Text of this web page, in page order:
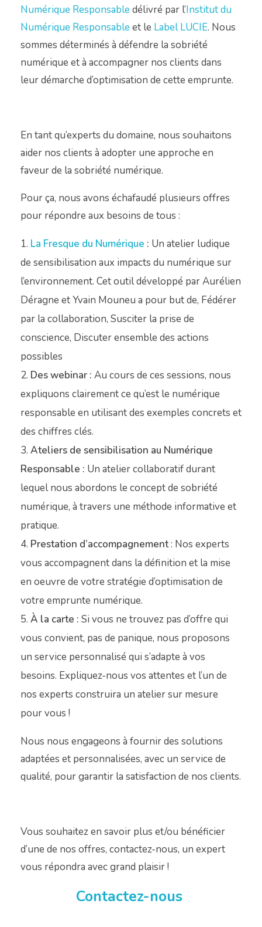
Numérique Responsabledélivré par l’Institut du
Numérique Responsableet le Label LUCIE. Nous
sommes déterminés à défendre la sobriété
numérique et à accompagner nos clients dans
leur démarche d’optimisation de cette emprunte.
En tant qu’experts du domaine, nous souhaitons
aider nos clients à adopter une approche en
faveur de la sobriété numérique.
Pour ça, nous avons échafaudé plusieurs offres
pour répondre aux besoins de tous :
La Fresque du Numérique : Un atelier ludique
de sensibilisation aux impacts du numérique sur
l’environnement. Cet outil développé par Aurélien
Déragne et Yvain Mouneu a pour but de, Fédérer
par la collaboration, Susciter la prise de
conscience, Discuter ensemble des actions
possibles
Des webinar : Au cours de ces sessions, nous
expliquons clairement ce qu’est le numérique
responsable en utilisant des exemples concrets et
des chiffres clés.
Ateliers de sensibilisation au Numérique
Responsable : Un atelier collaboratif durant
lequel nous abordons le concept de sobriété
numérique, à travers une méthode informative et
pratique.
Prestation d’accompagnement: Nos experts
vous accompagnent dans la définition et la mise
en oeuvre de votre stratégie d’optimisation de
votre emprunte numérique.
À la carte : Si vous ne trouvez pas d’offre qui
vous convient, pas de panique, nous proposons
un service personnalisé qui s’adapte à vos
besoins. Expliquez-nous vos attentes et l’un de
nos experts construira un atelier sur mesure
pour vous !
Nous nous engageons à fournir des solutions
adaptées et personnalisées, avec un service de
qualité, pour garantir la satisfaction de nos clients.
Vous souhaitez en savoir plus et/ou bénéficier
d’une de nos offres, contactez-nous, un expert
vous répondra avec grand plaisir !
Contactez-nous